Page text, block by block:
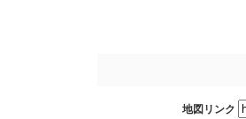
地図リンク